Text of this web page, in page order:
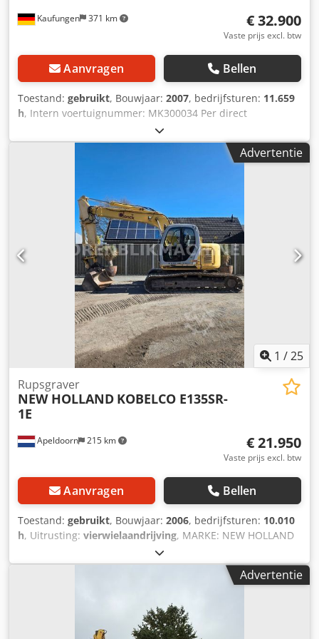
Kaufungen 371 km € 32.900
Vaste prijs excl. btw
Aanvragen Bellen
Toestand: gebruikt, Bouwjaar: 2007, bedrijfsturen: 11.659
h, Intern voertuignummer: MK300034 Per direct
beschikbaar op ons terrein in Kaufungen Dedpfsyzk Iuox
Adrjkr Meer informatie: * Golec Nutzfahrzeuge GmbH
(Duits, Engels, Bulgaars, Russisch) * Viktoria Sologubova
ruil aan. Financiering direct bij ons in huis mogelijk. GOLEC
NUTZFAHRZEUGE GMBH Wij spreken: Duits, Engels,
Spaans, Pools, Oekraïens, Russisch, Bulgaars.
Advertentie
1 /25
Apeldoorn 215 km
Rupsgraver
NEW HOLLAND KOBELCO E135SR-
1E
€ 21.950
Vaste prijs excl. btw
Aanvragen Bellen
Toestand: gebruikt, Bouwjaar: 2006, bedrijfsturen: 10.010
h, Uitrusting: vierwielaandrijving, MARKE: NEW HOLLAND
KOBELCO TYPE: E135SR-1E BAUJAHR: 2006 CE GEMARKT: JA
BETRIEBSSTUNDEN: 10.010 STUNDEN
REIFEN/UNTERWAGEN: 60% LEISTUNG: 63KW MOTOR:
HYDRAULISCHER SCHNELLWECHSEL KETTEN 60% GUT
KLIMA ANLAGE HAMMER VEROHRUNG SORTIERFUNKTION
Advertentie